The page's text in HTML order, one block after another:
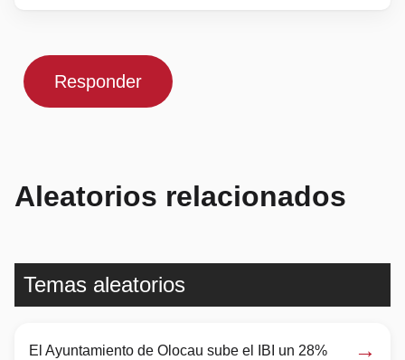
Responder
Aleatorios relacionados
Temas aleatorios
El Ayuntamiento de Olocau sube el IBI un 28% →